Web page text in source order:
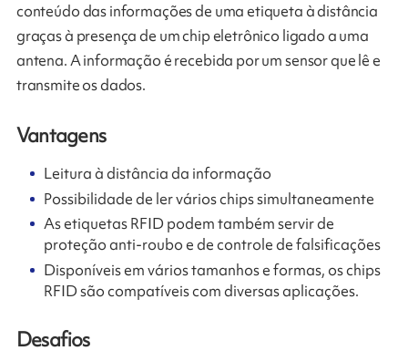
conteúdo das informações de uma etiqueta à distância
graças à presença de um chip eletrônico ligado a uma
antena. A informação é recebida por um sensor que lê e
transmite os dados.
Vantagens
Leitura à distância da informação
Possibilidade de ler vários chips simultaneamente
As etiquetas RFID podem também servir de
proteção anti-roubo e de controle de falsificações
Disponíveis em vários tamanhos e formas, os chips
RFID são compatíveis com diversas aplicações.
Desafios